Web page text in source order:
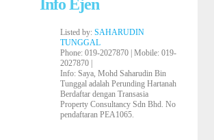
Info Ejen
Listed by:SAHARUDIN
TUNGGAL
Phone: 019-2027870 |Mobile: 019-
2027870 |
Info: Saya, Mohd Saharudin Bin
Tunggal adalah Perunding Hartanah
Berdaftar dengan Transasia
Property Consultancy Sdn Bhd. No
pendaftaran PEA1065.